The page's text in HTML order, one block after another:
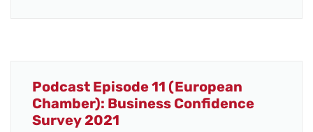
Podcast Episode 11 (European
Chamber): Business Confidence
Survey 2021